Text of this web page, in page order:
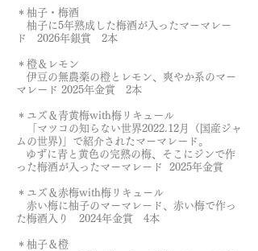
＊ 柚子・梅酒
柚子に5年熟成した梅酒が入ったマーマレー
ド 2026年銀賞 2本
＊ 橙＆レモン
伊豆の無農薬の橙とレモン、爽やか系のマー
マレード 2025年金賞 2本
＊ユズ＆青黄梅with梅リキュール
「マツコの知らない世界2022.12月（国産ジャ
ムの世界)」で紹介されたマーマレード。
ゆずに青と黄色の完熟の梅、そこにジンで作
った梅酒が入ったマーマレード 2025年金賞
＊ユズ＆赤梅with梅リキュール
赤い梅に柚子のマーマレード、赤い梅で作っ
た梅酒入り
2024年金賞 4本
＊柚子＆橙